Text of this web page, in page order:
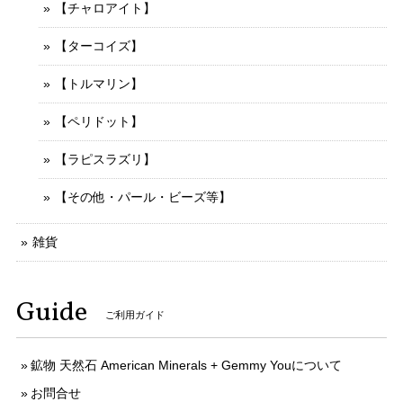
【チャロアイト】
【ターコイズ】
【トルマリン】
【ペリドット】
【ラピスラズリ】
【その他・パール・ビーズ等】
雑貨
Guide ご利用ガイド
鉱物 天然石 American Minerals + Gemmy Youについて
お問合せ